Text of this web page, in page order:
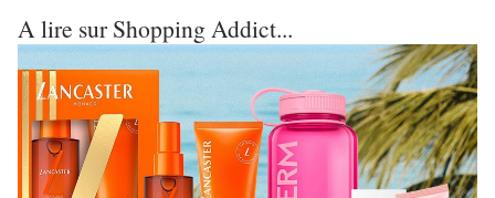
A lire sur Shopping Addict...